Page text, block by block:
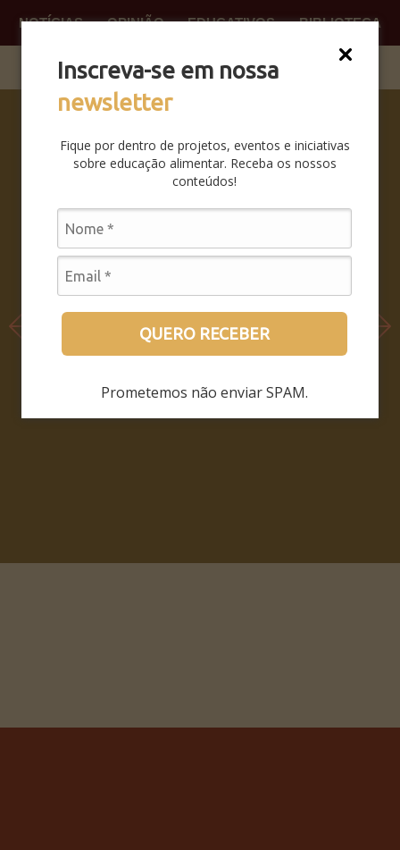
Inscreva-se em nossa
newsletter
Fique por dentro de projetos, eventos e iniciativas
sobre educação alimentar. Receba os nossos
conteúdos!
QUERO RECEBER
Prometemos não enviar SPAM.
NOTÍCIAS OPINIÃO EDUCATIVOS BIBLIOTECA
SABERES
DA BOCA
PRA BOCA:
COMO FOI
SEMINÁRIO
LEIA MAIS